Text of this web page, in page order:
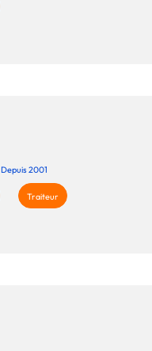
Depuis 2001
Traiteur